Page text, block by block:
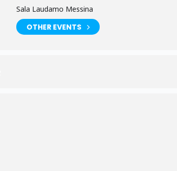
Sala Laudamo Messina
OTHER EVENTS